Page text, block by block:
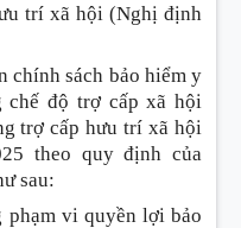
trí xã hội (Nghị định
chính sách bảo hiểm y
chế độ trợ cấp xã hội
trợ cấp hưu trí xã hội
theo quy định của
sau:
phạm vi quyền lợi bảo